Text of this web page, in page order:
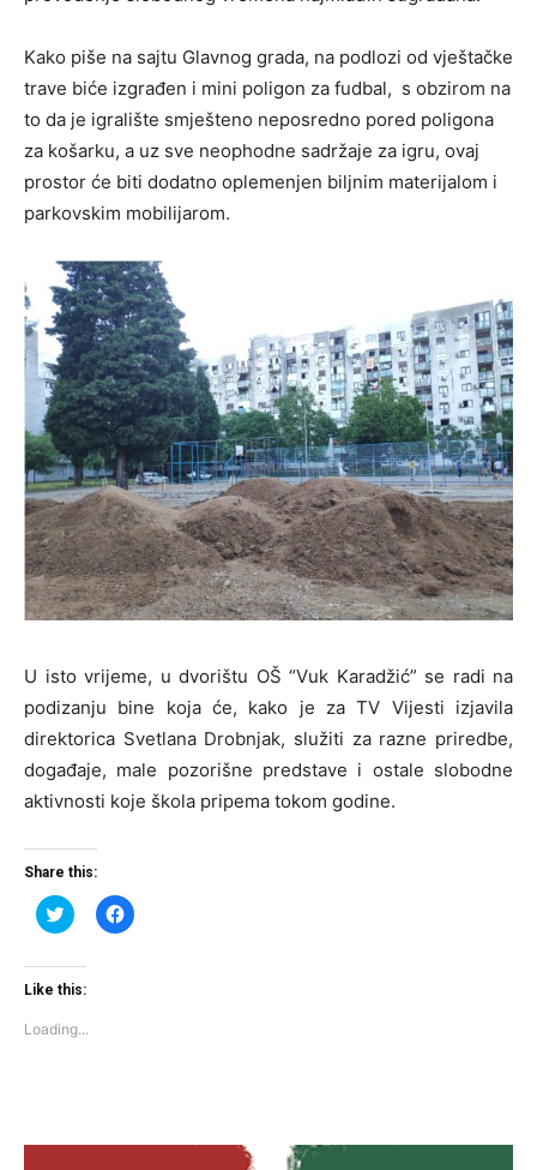
Kako piše na sajtu Glavnog grada, na podlozi od vještačke
trave biće izgrađen i mini poligon za fudbal, s obzirom na
to da je igralište smješteno neposredno pored poligona
za košarku, a uz sve neophodne sadržaje za igru, ovaj
prostor će biti dodatno oplemenjen biljnim materijalom i
parkovskim mobilijarom.
U isto vrijeme, u dvorištu OŠ “Vuk Karadžić” se radi na
podizanju bine koja će, kako je za TV Vijesti izjavila
direktorica Svetlana Drobnjak, služiti za razne priredbe,
događaje, male pozorišne predstave i ostale slobodne
aktivnosti koje škola pripema tokom godine.
Share this:
Click
to
Twitter
(Opens
window)
Click
to
Like this:
Loading...